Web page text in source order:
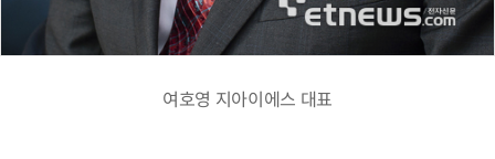
여호영 지아이에스 대표